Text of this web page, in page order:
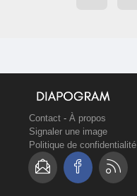
Contact - À propos
Signaler une image
Politique de confidentialité